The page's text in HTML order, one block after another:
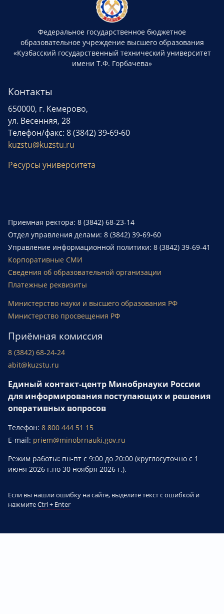
Федеральное государственное бюджетное
образовательное учреждение высшего образования
«Кузбасский государственный технический университет
имени Т.Ф. Горбачева»
Контакты
650000, г. Кемерово,
ул. Весенняя, 28
Телефон/факс: 8 (3842) 39-69-60
kuzstu@kuzstu.ru
Ресурсы университета
Приемная ректора: 8 (3842) 68-23-14
Отдел управления делами: 8 (3842) 39-69-60
Управление информационной политики: 8 (3842) 39-69-41
Корпоративные СМИ
Сведения об образовательной организации
Платежные реквизиты
Министерство науки и высшего образования РФ
Министерство просвещения РФ
Приёмная комиссия
8 (3842) 68-24-24
abit@kuzstu.ru
Единый контакт-центр Минобрнауки России
для информирования поступающих и решения
оперативных вопросов
Телефон: 8 800 444 51 15
E-mail: priem@minobrnauki.gov.ru
Режим работы: пн-пт с 9:00 до 20:00 (круглосуточно с 1
июня 2026 г.по 30 ноября 2026 г.).
Если вы нашли ошибку на сайте, выделите текст с ошибкой и
нажмитеCtrl + Enter